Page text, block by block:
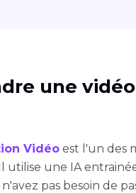
une
Vidéo est l'un des
utilise une IA
pas besoin de